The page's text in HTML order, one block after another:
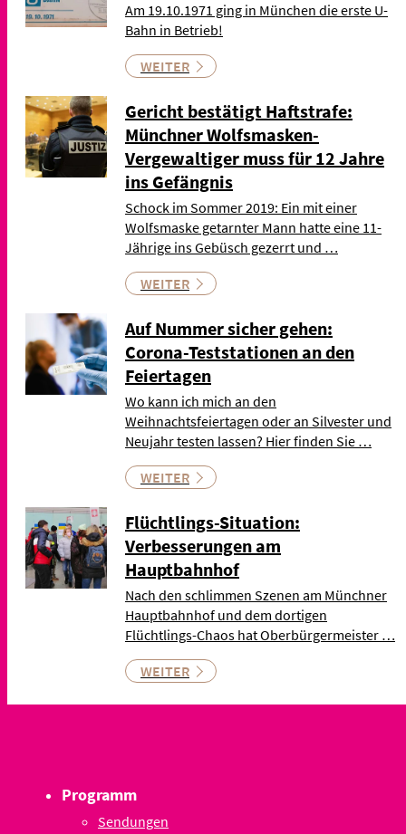
Am 19.10.1971 ging in München die erste U-
Bahn in Betrieb!
WEITER
Gericht bestätigt Haftstrafe:
Münchner Wolfsmasken-
Vergewaltiger muss für 12 Jahre
ins Gefängnis
Schock im Sommer 2019: Ein mit einer
Wolfsmaske getarnter Mann hatte eine 11-
Jährige ins Gebüsch gezerrt und …
WEITER
Auf Nummer sicher gehen:
Corona-Teststationen an den
Feiertagen
Wo kann ich mich an den
Weihnachtsfeiertagen oder an Silvester und
Neujahr testen lassen? Hier finden Sie …
WEITER
Flüchtlings-Situation:
Verbesserungen am
Hauptbahnhof
Nach den schlimmen Szenen am Münchner
Hauptbahnhof und dem dortigen
Flüchtlings-Chaos hat Oberbürgermeister …
WEITER
Programm
Sendungen